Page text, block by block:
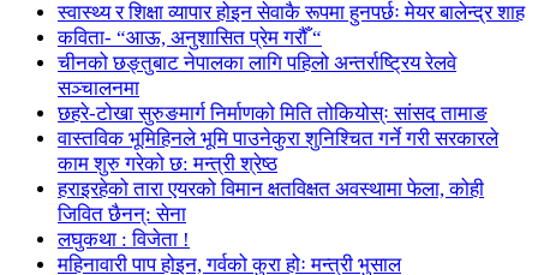
स्वास्थ्य र शिक्षा व्यापार होइन सेवाकै रूपमा हुनपर्छः मेयर बालेन्द्र शाह
कविता- “आऊ, अनुशासित प्रेम गरौँ “
चीनको छङ्तुबाट नेपालका लागि पहिलो अन्तर्राष्ट्रिय रेलवे
सञ्चालनमा
छहरे-टोखा सुरुङमार्ग निर्माणको मिति तोकियोस्ः सांसद तामाङ
वास्तविक भूमिहिनले भूमि पाउनेकुरा शुनिश्चित गर्ने गरी सरकारले
काम शुरु गरेको छ: मन्त्री श्रेष्ठ
हराइरहेको तारा एयरको विमान क्षतविक्षत अवस्थामा फेला, कोही
जिवित छैनन्: सेना
लघुकथा : विजेता !
महिनावारी पाप होइन, गर्वको कुरा होः मन्त्री भुसाल